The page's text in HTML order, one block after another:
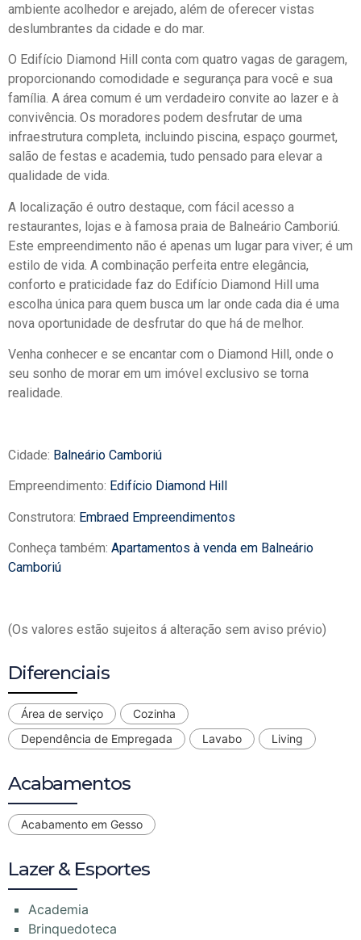
ambiente acolhedor e arejado, além de oferecer vistas
deslumbrantes da cidade e do mar.
O Edifício Diamond Hill conta com quatro vagas de garagem,
proporcionando comodidade e segurança para você e sua
família. A área comum é um verdadeiro convite ao lazer e à
convivência. Os moradores podem desfrutar de uma
infraestrutura completa, incluindo piscina, espaço gourmet,
salão de festas e academia, tudo pensado para elevar a
qualidade de vida.
A localização é outro destaque, com fácil acesso a
restaurantes, lojas e à famosa praia de Balneário Camboriú.
Este empreendimento não é apenas um lugar para viver; é um
estilo de vida. A combinação perfeita entre elegância,
conforto e praticidade faz do Edifício Diamond Hill uma
escolha única para quem busca um lar onde cada dia é uma
nova oportunidade de desfrutar do que há de melhor.
Venha conhecer e se encantar com o Diamond Hill, onde o
seu sonho de morar em um imóvel exclusivo se torna
realidade.
Cidade: Balneário Camboriú
Empreendimento: Edifício Diamond Hill
Construtora: Embraed Empreendimentos
Conheça também: Apartamentos à venda em Balneário
Camboriú
(Os valores estão sujeitos á alteração sem aviso prévio)
Diferenciais
Área de serviço
Cozinha
Dependência de Empregada
Lavabo Living
Acabamentos
Acabamento em Gesso
Lazer & Esportes
Academia
Brinquedoteca